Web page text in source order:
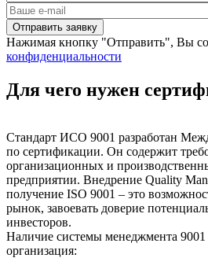
Нажимая кнопку "Отправить", Вы
конфиденциальности
Для чего нужен
Стандарт ИСО 9001 разработан
по сертификации. Он содержит
организационных и
предприятии. Внедрение Quality
получение ISO 9001 – это
рынок, завоевать доверие
инвесторов.
Наличие системы менеджмента 9001
организация: